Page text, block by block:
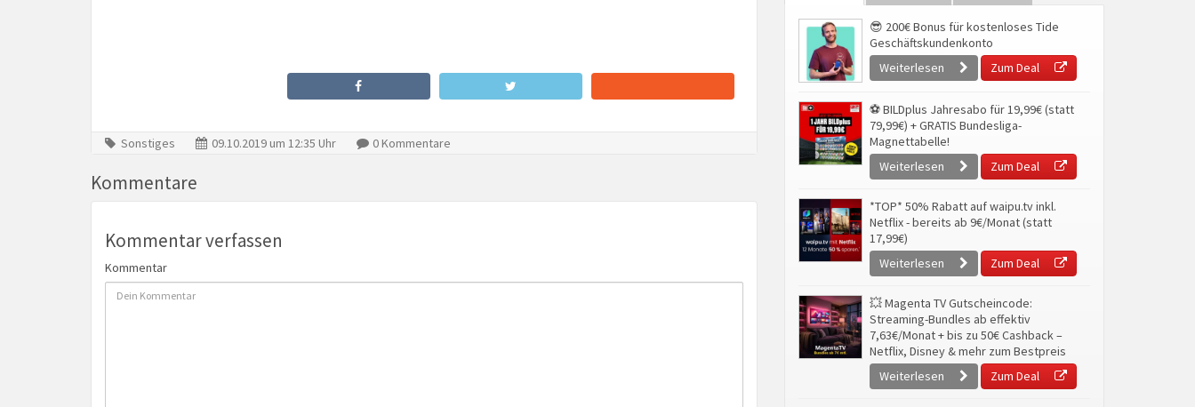
Sonstiges 09.10.2019 um 12:35 Uhr 0 Kommentare
Kommentare
Kommentar verfassen
Kommentar
😎 200€ Bonus für kostenloses Tide
Geschäftskundenkonto
Weiterlesen
Zum Deal
⚽ BILDplus Jahresabo für 19,99€ (statt
79,99€) + GRATIS Bundesliga-
Magnettabelle!
Weiterlesen
Zum Deal
*TOP* 50% Rabatt auf waipu.tv inkl.
Netflix - bereits ab 9€/Monat (statt
17,99€)
Weiterlesen
Zum Deal
💥 Magenta TV Gutscheincode:
Streaming-Bundles ab effektiv
7,63€/Monat + bis zu 50€ Cashback –
Netflix, Disney & mehr zum Bestpreis
Weiterlesen
Zum Deal